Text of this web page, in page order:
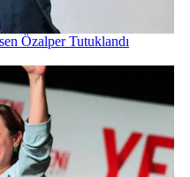
Özalper Tutuklandı